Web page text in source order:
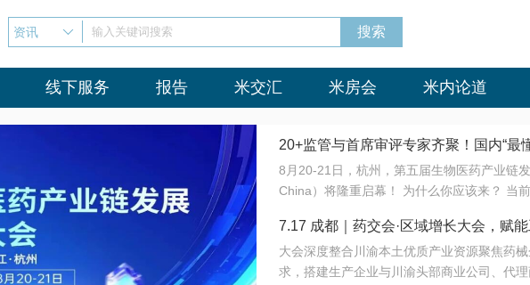
资讯 输入关键词搜索
线下服务 报告 米交汇 米房会 米内论道
20+监管与首席审评专家齐聚！国内“最
会8月开幕！
8月20-21日，杭州，第五届生物医药产业链
China）将隆重启幕！ 为什么你应该来？ 当
法正重新定义研发效率；另一端是创新药“最
难题，呼唤更成熟的产业生态。 同质化“内卷
同与出海能力建设才是破局关键。 本届大会
7.17 成都｜药交会·区域增长大会，赋
营
大会深度整合川渝本土优质产业资源聚焦药
求，搭建生产企业与川渝头部商业公司、代